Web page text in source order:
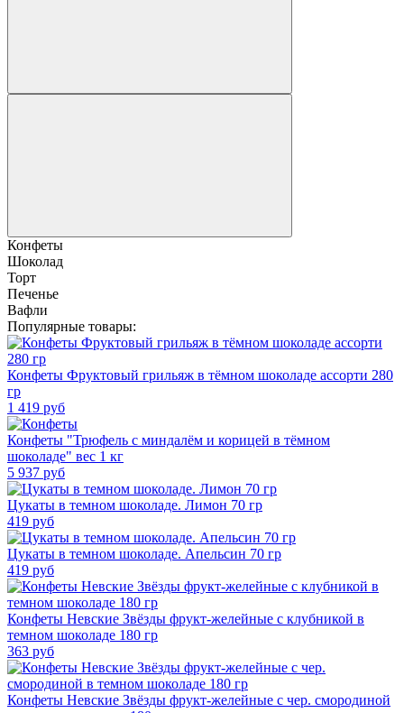
Конфеты
Шоколад
Торт
Печенье
Вафли
Популярные товары:
Конфеты Фруктовый грильяж в тёмном шоколаде ассорти 280
гр
1 419 руб
Конфеты "Трюфель с миндалём и корицей в тёмном
шоколаде" вес 1 кг
5 937 руб
Цукаты в темном шоколаде. Лимон 70 гр
419 руб
Цукаты в темном шоколаде. Апельсин 70 гр
419 руб
Конфеты Невские Звёзды фрукт-желейные с клубникой в
темном шоколаде 180 гр
363 руб
Конфеты Невские Звёзды фрукт-желейные с чер. смородиной